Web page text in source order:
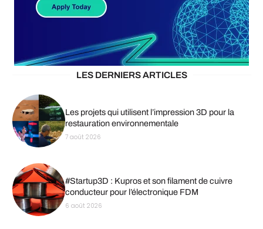
LES DERNIERS ARTICLES
Les projets qui utilisent l’impression 3D pour la
restauration environnementale
7 août 2026
#Startup3D : Kupros et son filament de cuivre
conducteur pour l’électronique FDM
6 août 2026